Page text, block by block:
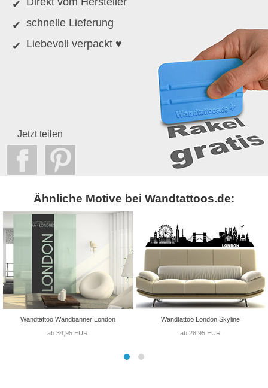
schnelle Lieferung
Liebevoll verpackt ♥
Jetzt teilen
Ähnliche Motive bei Wandtattoos.de:
Wandtattoo Wandbanner London
ab 34,95 EUR
Wandtattoo London Skyline
ab 28,95 EUR